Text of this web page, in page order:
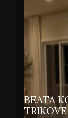
BEATA